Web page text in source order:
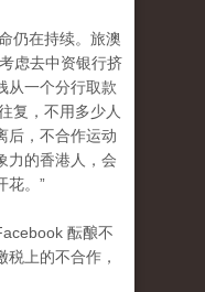
仍在持续。旅澳
虑去中资银行挤
从一个分行取款
复，不用多少人
后，不合作运动
力的香港人，会
花。”
酝酿不
税上的不合作 ，